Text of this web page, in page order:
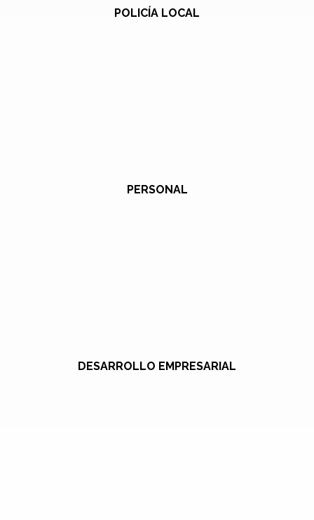
POLICÍA LOCAL
PERSONAL
DESARROLLO EMPRESARIAL